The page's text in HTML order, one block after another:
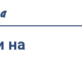
на